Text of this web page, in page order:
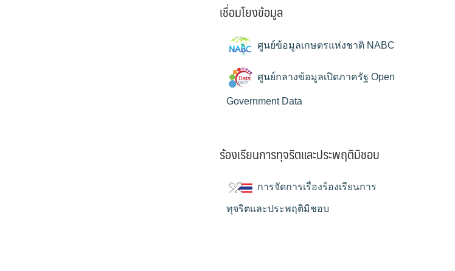
เชื่อมโยงข้อมูล
ศูนย์ข้อมูลเกษตรแห่งชาติ NABC
ศูนย์กลางข้อมูลเปิดภาครัฐ Open
Government Data
ร้องเรียนการทุจริตและประพฤติมิชอบ
การจัดการเรื่องร้องเรียนการ
ทุจริตและประพฤติมิชอบ